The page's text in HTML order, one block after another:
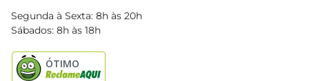
Blog Bretas
Black Friday
Segunda à Sexta: 8h às 20h
Sábados: 8h às 18h